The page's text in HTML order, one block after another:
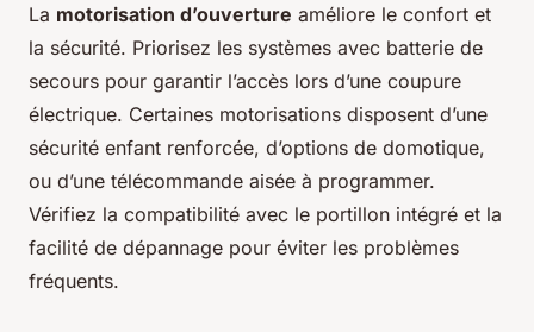
La motorisation d’ouverture améliore le confort et
la sécurité. Priorisez les systèmes avec batterie de
secours pour garantir l’accès lors d’une coupure
électrique. Certaines motorisations disposent d’une
sécurité enfant renforcée, d’options de domotique,
ou d’une télécommande aisée à programmer.
Vérifiez la compatibilité avec le portillon intégré et la
facilité de dépannage pour éviter les problèmes
fréquents.